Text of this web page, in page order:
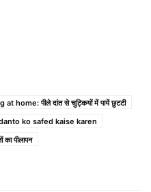
home: पीले दांत से चुट्कियों में पायें छुटटी
ko safed kaise karen
का पीलापन